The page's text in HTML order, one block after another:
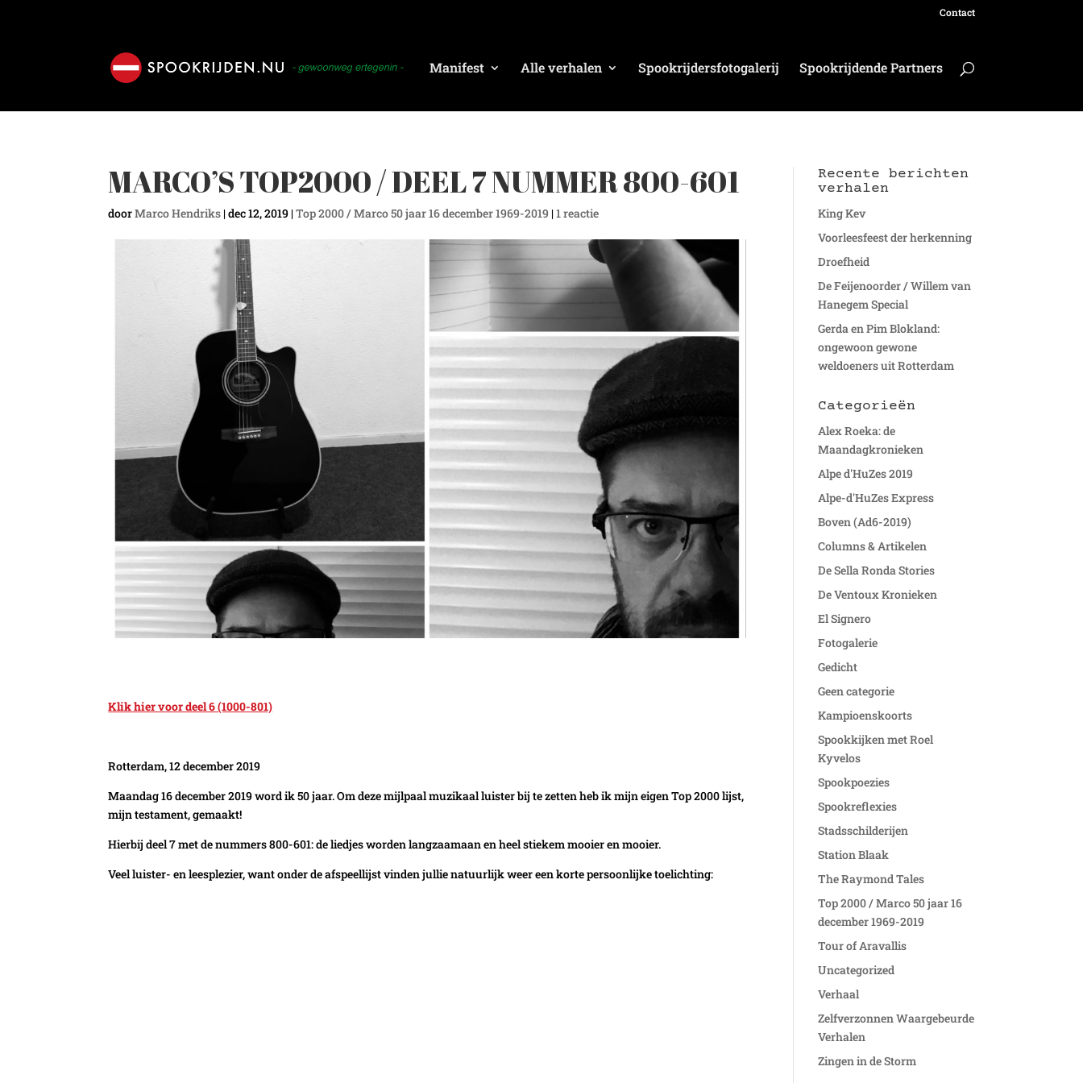
Contact
Manifest Alle verhalen Spookrijdersfotogalerij Spookrijdende Partners
MARCO’S TOP2000 / DEEL 7 NUMMER 800-601
doorMarco Hendriks |dec 12, 2019 |Top 2000 / Marco 50 jaar 16 december 1969-2019 |1 reactie
Klik hier voor deel 6 (1000-801)
Rotterdam, 12 december 2019
Maandag 16 december 2019 word ik 50 jaar. Om deze mijlpaal muzikaal luister bij te zetten heb ik mijn eigen Top 2000 lijst,
mijn testament, gemaakt!
Hierbij deel 7 met de nummers 800-601: de liedjes worden langzaamaan en heel stiekem mooier en mooier.
Veel luister- en leesplezier, want onder de afspeellijst vinden jullie natuurlijk weer een korte persoonlijke toelichting:
Recente berichten
verhalen
King Kev
Voorleesfeest der herkenning
Droefheid
De Feijenoorder / Willem van
Hanegem Special
Gerda en Pim Blokland:
ongewoon gewone
weldoeners uit Rotterdam
Categorieën
Alex Roeka: de
Maandagkronieken
Alpe d'HuZes 2019
Alpe-d'HuZes Express
Boven (Ad6-2019)
Columns & Artikelen
De Sella Ronda Stories
De Ventoux Kronieken
El Signero
Fotogalerie
Gedicht
Geen categorie
Kampioenskoorts
Spookkijken met Roel
Kyvelos
Spookpoezies
Spookreflexies
Stadsschilderijen
Station Blaak
The Raymond Tales
Top 2000 / Marco 50 jaar 16
december 1969-2019
Tour of Aravallis
Uncategorized
Verhaal
Zelfverzonnen Waargebeurde
Verhalen
Zingen in de Storm